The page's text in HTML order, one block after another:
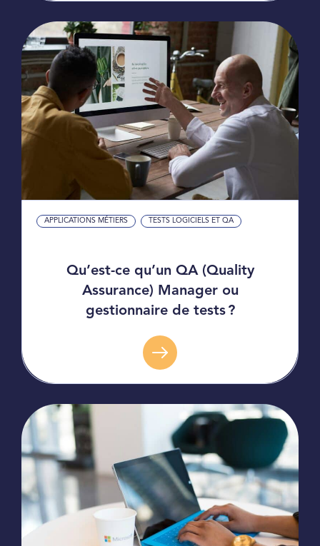
APPLICATIONS MÉTIERS TESTS LOGICIELS ET QA
Qu’est-ce qu’un QA (Quality
Assurance) Manager ou
gestionnaire de tests ?